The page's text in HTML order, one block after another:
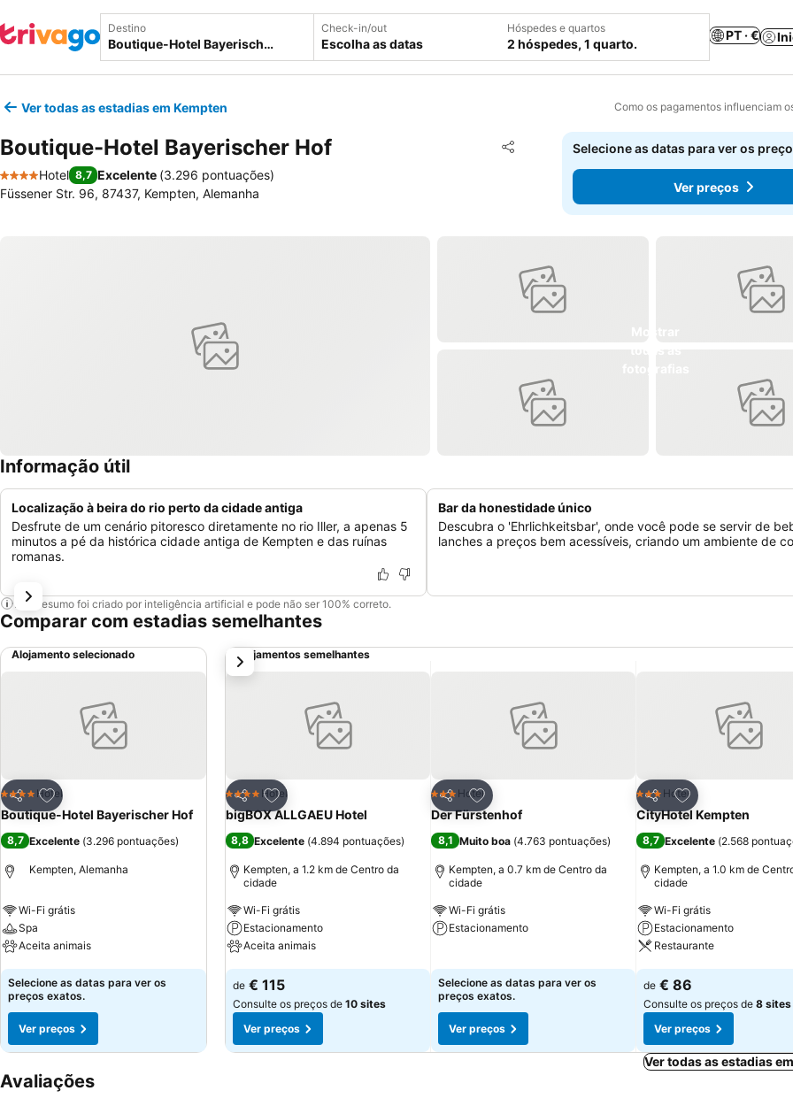
Destino Check-in/out
Escolha as datas
Hóspedes e quartos
2 hóspedes, 1 quarto.
PT · €
Ver todas as estadias em Kempten Como os pagamentos influenciam
Boutique-Hotel Bayerischer Hof Partilhar
Adicionar aos favoritos
4 Estrelas
Hotel 8,7 Excelente (3.296 pontuações)
Füssener Str. 96, 87437, Kempten, Alemanha
Selecione as datas para ver os
Ver preços
Informação útil
Localização à beira do rio perto da cidade antiga
Desfrute de um cenário pitoresco diretamente no rio Iller, a apenas 5
minutos a pé da histórica cidade antiga de Kempten e das ruínas
romanas.
Bar da honestidade único
Descubra o 'Ehrlichkeitsbar', onde você pode se servir de
lanches a preços bem acessíveis, criando um ambiente de
Este resumo foi criado por inteligência artificial e pode não ser 100% correto.
Comparar com estadias semelhantes
Alojamento selecionado
Partilhar
Adicionar aos favoritos
4 EstrelasHotel
Boutique-Hotel Bayerischer Hof
8,7 Excelente (3.296 pontuações)
Kempten, Alemanha
Wi-Fi grátis
Spa
Aceita animais
Ver preços
Selecione as datas para ver os
preços exatos.
Ver preços
Alojamentos semelhantes
Partilhar
Adicionar aos favoritos
4 EstrelasHotel
bigBOX ALLGAEU Hotel
8,8 Excelente (4.894 pontuações)
Kempten, a 1.2 km de Centro da
cidade
Wi-Fi grátis
Estacionamento
Aceita animais
Ver preços
de € 115
Consulte os preços de 10 sites
Ver preços
Partilhar
Adicionar aos favoritos
3 Estrelas
Hotel
Der Fürstenhof
8,1 Muito boa (4.763 pontuações)
Kempten, a 0.7 km de Centro da
cidade
Wi-Fi grátis
Estacionamento
Selecione as datas para ver os
preços exatos.
Ver preços
Partilhar
Adicionar aos
3 Estrelas
Hotel
CityHotel Kempten
8,7 Excelente (2.568
Kempten, a 1.0 km de
cidade
Wi-Fi grátis
Estacionamento
Restaurante
Ver preços
de € 86
Consulte os preços de 8 sites
Ver preços
próximo
Ver todas as estadias
Avaliações